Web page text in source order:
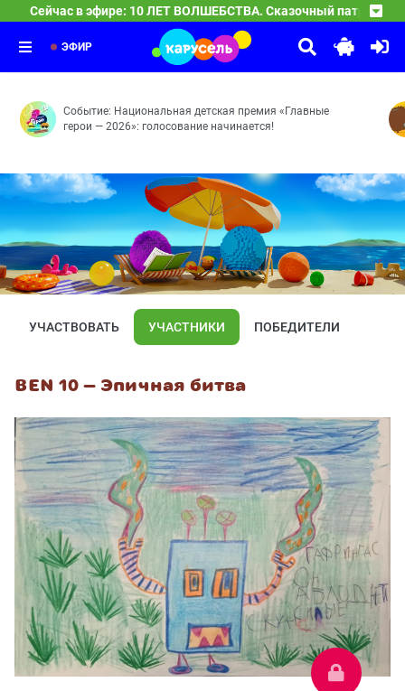
Сейчас в эфире: 10 ЛЕТ ВОЛШЕБСТВА. Сказочный патруль
04:00
10 ЛЕТ ВОЛШЕБСТВА. Сказочный патруль
Часовых дел мастерица — Доспехи богатыря — Баю-
ЭФИР
Событие: Национальная детская премия «Главные
герои — 2026»: голосование начинается!
УЧАСТВОВАТЬ УЧАСТНИКИ ПОБЕДИТЕЛИ
BEN 10 — Эпичная битва